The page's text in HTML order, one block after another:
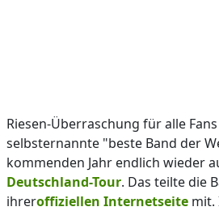
Riesen-Überraschung für alle
selbsternannte "beste Band der
kommenden Jahr endlich wieder
Deutschland-Tour. Das teilte die
ihreroffiziellen Internetseite mit.